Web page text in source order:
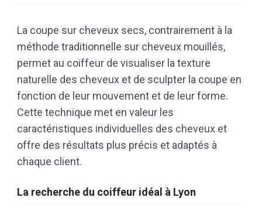
La coupe sur cheveux secs, contrairement à la
méthode traditionnelle sur cheveux mouillés,
permet au coiffeur de visualiser la texture
naturelle des cheveux et de sculpter la coupe en
fonction de leur mouvement et de leur forme.
Cette technique met en valeur les
caractéristiques individuelles des cheveux et
offre des résultats plus précis et adaptés à
chaque client.
La recherche du coiffeur idéal à Lyon